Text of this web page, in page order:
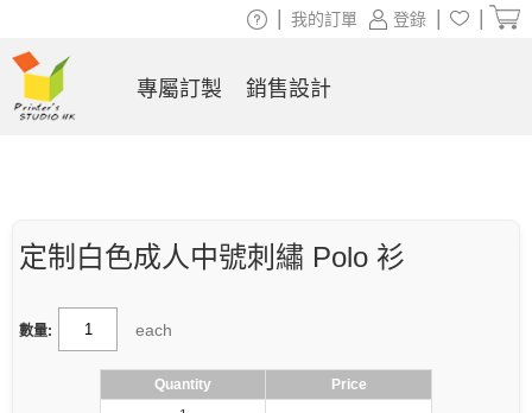
定制白色成人中號刺繡 Polo 衫
數量: each
Quantity
Price
登錄
我的訂單
專屬訂製 銷售設計